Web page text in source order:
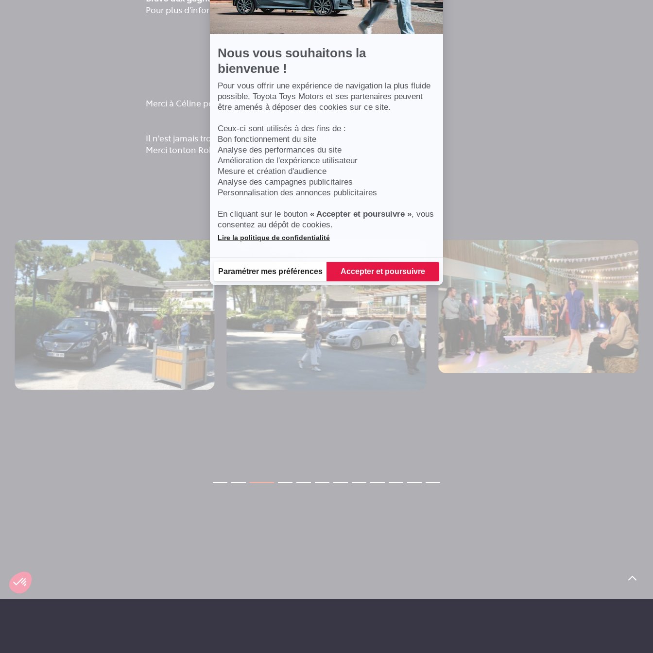
Nous vous souhaitons la
bienvenue !
Pour vous offrir une expérience de navigation la plus fluide
possible, Toyota Toys Motors et ses partenaires peuvent
être amenés à déposer des cookies sur ce site.
Ceux-ci sont utilisés à des fins de :
Bon fonctionnement du site
Analyse des performances du site
Amélioration de l'expérience utilisateur
Mesure et création d'audience
Analyse des campagnes publicitaires
Personnalisation des annonces publicitaires
En cliquant sur le bouton « Accepter et poursuivre », vous
consentez au dépôt de cookies.
Plateforme de Gestion du Consentement : Personnalisez vos Options
Lire la politique de confidentialité
Paramétrer mes préférences Accepter et poursuivre
Axeptio consent
Pour plus d'information sur le Golf de Royan :www.golf deroyan.com
Merci à Céline pour sa gentillesse et son efficacité.
Il n'est jamais trop tôt pour commencer le Golf!
Merci tonton Robert.